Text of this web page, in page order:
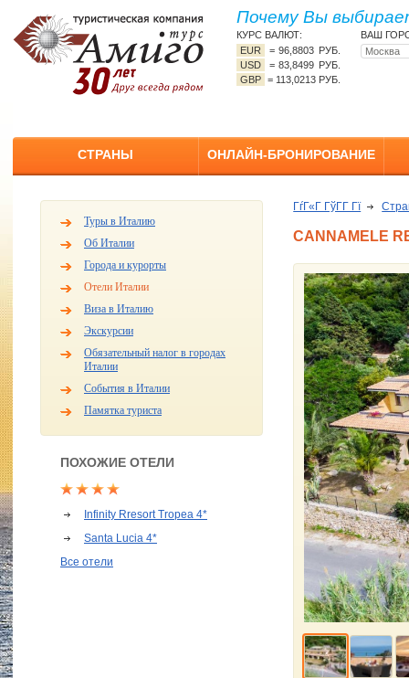
Почему Вы
КУРС ВАЛЮТ:
EUR
=96,8803 РУБ.
USD
=83,8499 РУБ.
GBP = 113,0213 РУБ.
ВАШ
СТРАНЫ ОНЛАЙН-БРОНИРОВАНИЕ
Туры в Италию
Об Италии
Города и курорты
Отели Италии
Виза в Италию
Экскурсии
Обязательный налог в городах
Италии
События в Италии
Памятка туриста
ПОХОЖИЕ ОТЕЛИ
Infinity Rresort Tropea 4*
Santa Lucia 4*
Все отели
ГѓГ«Г ГўГ­Г Гї
CANNAMELE